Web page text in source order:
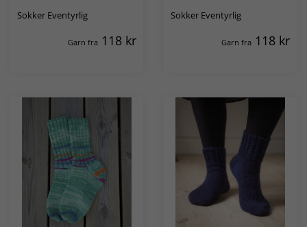
Sokker Eventyrlig
Garn fra 118 kr
Sokker Eventyrlig
Garn fra 118 kr